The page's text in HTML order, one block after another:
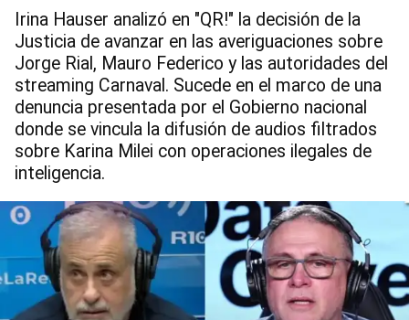
Irina Hauser analizó en "QR!" la decisión de la
Justicia de avanzar en las averiguaciones sobre
Jorge Rial, Mauro Federico y las autoridades del
streaming Carnaval. Sucede en el marco de una
denuncia presentada por el Gobierno nacional
donde se vincula la difusión de audios filtrados
sobre Karina Milei con operaciones ilegales de
inteligencia.